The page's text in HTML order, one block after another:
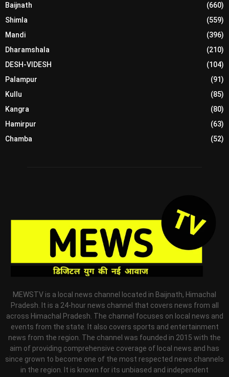
Baijnath
(660)
Shimla
(559)
Mandi
(396)
Dharamshala
(210)
DESH-VIDESH
(104)
Palampur
(91)
Kullu
(85)
Kangra
(80)
Hamirpur
(63)
Chamba
(52)
MEWSTV is a local news channel located in Baijnath, Himachal
Pradesh. It is a 24-hour news channel that covers news from all
across Himachal Pradesh. The channel focuses on local news and
events from the state. It also covers sports and entertainment
news from the region. The channel was founded in 2015 with the
aim of providing comprehensive coverage of local news and has
since grown to become one of the most respected news channels
in the region. It is known for its unbiased and independent